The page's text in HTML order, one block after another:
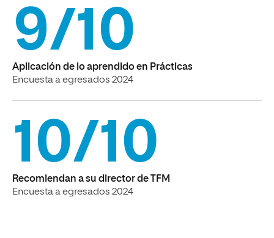
9/10
Aplicación de lo aprendido en Prácticas
Encuesta a egresados 2024
10/10
Recomiendan a su director de TFM
Encuesta a egresados 2024